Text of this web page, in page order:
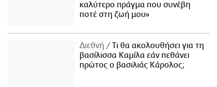
καλύτερο πράγμα που συνέβη
ποτέ στη ζωή μου»
Διεθνή
Τι θα ακολουθήσει για τη
βασίλισσα Καμίλα εάν πεθάνει
πρώτος ο βασιλιάς Κάρολος;